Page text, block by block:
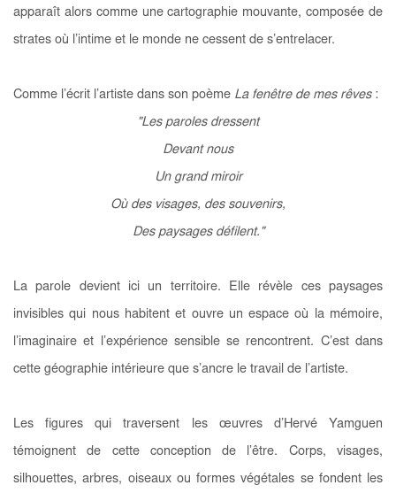
apparaît alors comme une cartographie mouvante, composée de
strates où l’intime et le monde ne cessent de s’entrelacer.
Comme l’écrit l’artiste dans son poème La fenêtre de mes rêves:
"Les paroles dressent
Devant nous
Un grand miroir
Où des visages, des souvenirs,
Des paysages défilent."
La parole devient ici un territoire. Elle révèle ces paysages
invisibles qui nous habitent et ouvre un espace où la mémoire,
l’imaginaire et l’expérience sensible se rencontrent. C’est dans
cette géographie intérieure que s’ancre le travail de l’artiste.
Les figures qui traversent les œuvres d’Hervé Yamguen
témoignent de cette conception de l’être. Corps, visages,
silhouettes, arbres, oiseaux ou formes végétales se fondent les